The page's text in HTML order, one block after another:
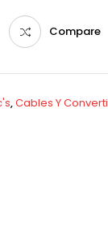
Compare
,Cables Y